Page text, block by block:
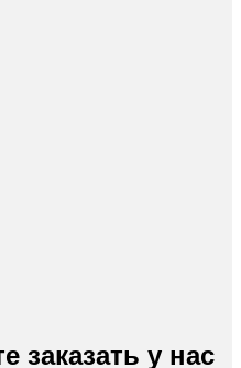
заказать у нас